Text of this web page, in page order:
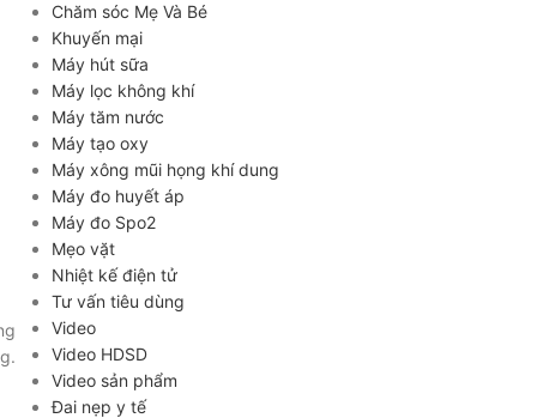
Chăm sóc Mẹ Và Bé
Khuyến mại
Máy hút sữa
Máy lọc không khí
Máy tăm nước
Máy tạo oxy
Máy xông mũi họng khí dung
Máy đo huyết áp
Máy đo Spo2
Mẹo vặt
Nhiệt kế điện tử
Tư vấn tiêu dùng
Video
Video HDSD
Video sản phẩm
Đai nẹp y tế